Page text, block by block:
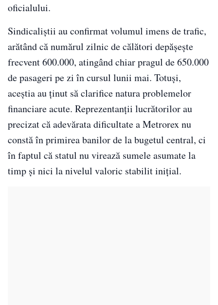
oficialului.
Sindicaliștii au confirmat volumul imens de trafic,
arătând că numărul zilnic de călători depășește
frecvent 600.000, atingând chiar pragul de 650.000
de pasageri pe zi în cursul lunii mai. Totuși,
aceștia au ținut să clarifice natura problemelor
financiare acute. Reprezentanții lucrătorilor au
precizat că adevărata dificultate a Metrorex nu
constă în primirea banilor de la bugetul central, ci
în faptul că statul nu virează sumele asumate la
timp și nici la nivelul valoric stabilit inițial.